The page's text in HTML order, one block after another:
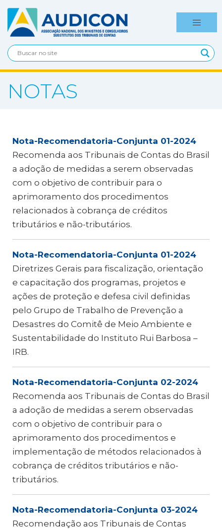
NOTAS
Nota-Recomendatoria-Conjunta 01-2024
Recomenda aos Tribunais de Contas do Brasil
a adoção de medidas a serem observadas
com o objetivo de contribuir para o
aprimoramento dos procedimentos
relacionados à cobrança de créditos
tributários e não-tributários.
Nota-Recomendatoria-Conjunta 01-2024
Diretrizes Gerais para fiscalização, orientação
e capacitação dos programas, projetos e
ações de proteção e defesa civil definidas
pelo Grupo de Trabalho de Prevenção a
Desastres do Comitê de Meio Ambiente e
Sustentabilidade do Instituto Rui Barbosa –
IRB.
Nota-Recomendatoria-Conjunta 02-2024
Recomenda aos Tribunais de Contas do Brasil
a adoção de medidas a serem observadas
com o objetivo de contribuir para o
aprimoramento dos procedimentos e
implementação de métodos relacionados à
cobrança de créditos tributários e não-
tributários.
Nota-Recomendatoria-Conjunta 03-2024
Recomendação aos Tribunais de Contas